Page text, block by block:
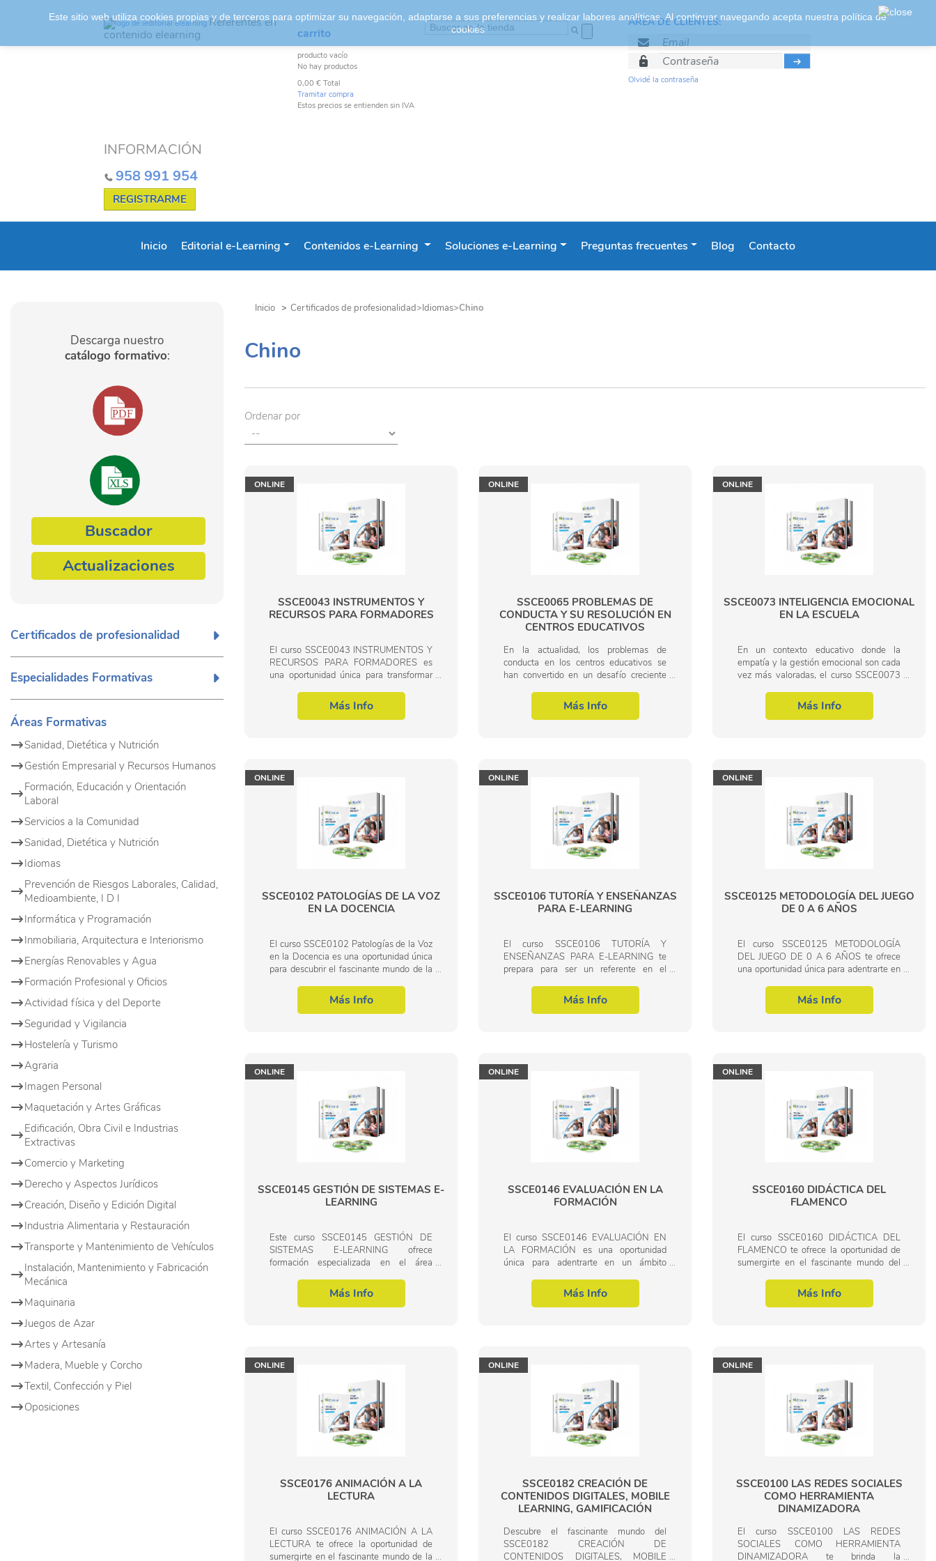
Referentes en
contenido elearning
carrito
producto vacío
No hay productos
0,00 € Total
Tramitar compra
Estos precios se entienden sin IVA
ÁREA DE CLIENTES:
Olvidé la contraseña
INFORMACIÓN
958 991 954
REGISTRARME
Inicio Editorial e-Learning Contenidos e-Learning Soluciones e-Learning Preguntas frecuentes Blog Contacto
Descarga nuestro
catálogo formativo:
Buscador
Actualizaciones
Certificados de profesionalidad
Especialidades Formativas
Áreas Formativas
Sanidad, Dietética y Nutrición
Gestión Empresarial y Recursos Humanos
Formación, Educación y Orientación
Laboral
Servicios a la Comunidad
Sanidad, Dietética y Nutrición
Idiomas
Prevención de Riesgos Laborales, Calidad,
Medioambiente, I D I
Informática y Programación
Inmobiliaria, Arquitectura e Interiorismo
Energías Renovables y Agua
Formación Profesional y Oficios
Actividad física y del Deporte
Seguridad y Vigilancia
Hostelería y Turismo
Agraria
Imagen Personal
Maquetación y Artes Gráficas
Edificación, Obra Civil e Industrias
Extractivas
Comercio y Marketing
Derecho y Aspectos Jurídicos
Creación, Diseño y Edición Digital
Industria Alimentaria y Restauración
Transporte y Mantenimiento de Vehículos
Instalación, Mantenimiento y Fabricación
Mecánica
Maquinaria
Juegos de Azar
Artes y Artesanía
Madera, Mueble y Corcho
Textil, Confección y Piel
Oposiciones
Inicio > Certificados de profesionalidad>Idiomas>Chino
Chino
Ordenar por
ONLINE
SSCE0043 INSTRUMENTOS Y
RECURSOS PARA FORMADORES
El curso SSCE0043 INSTRUMENTOS Y
RECURSOS PARA FORMADORES es
una oportunidad única para transformar
posicionarte en un mercado laboral cada
vez más competitivo....
Más Info
ONLINE
SSCE0065 PROBLEMAS DE
CONDUCTA Y SU RESOLUCIÓN EN
CENTROS EDUCATIVOS
En la actualidad, los problemas de
conducta en los centros educativos se
han convertido en un desafío creciente
de aprendizaje y el bienestar tanto de
Más Info
ONLINE
SSCE0073 INTELIGENCIA EMOCIONAL
EN LA ESCUELA
En un contexto educativo donde la
empatía y la gestión emocional son cada
vez más valoradas, el curso SSCE0073
ESCUELA se presenta como una
oportunidad única para...
Más Info
ONLINE
SSCE0102 PATOLOGÍAS DE LA VOZ
EN LA DOCENCIA
El curso SSCE0102 Patologías de la Voz
en la Docencia es una oportunidad única
para descubrir el fascinante mundo de la
debido a la creciente conciencia sobre
Más Info
ONLINE
SSCE0106 TUTORÍA Y ENSEÑANZAS
PARA E-LEARNING
El curso SSCE0106 TUTORÍA Y
ENSEÑANZAS PARA E-LEARNING te
prepara para ser un referente en el
Con la creciente demanda de aprendizaje
Más Info
ONLINE
SSCE0125 METODOLOGÍA DEL JUEGO
DE 0 A 6 AÑOS
El curso SSCE0125 METODOLOGÍA
DEL JUEGO DE 0 A 6 AÑOS te ofrece
una oportunidad única para adentrarte en
a través del juego. En la actualidad, la...
Más Info
ONLINE
SSCE0145 GESTIÓN DE SISTEMAS E-
LEARNING
Este curso SSCE0145 GESTIÓN DE
SISTEMAS E-LEARNING ofrece
formación especializada en el área
Con este curso el alumnado aprenderá a
Desarrollar las...Más Info
ONLINE
SSCE0146 EVALUACIÓN EN LA
FORMACIÓN
El curso SSCE0146 EVALUACIÓN EN
LA FORMACIÓN es una oportunidad
única para adentrarte en un ámbito
evaluación en la formación es una
herramienta clave para...
Más Info
ONLINE
SSCE0160 DIDÁCTICA DEL
FLAMENCO
El curso SSCE0160 DIDÁCTICA DEL
FLAMENCO te ofrece la oportunidad de
sumergirte en el fascinante mundo del
una creciente demanda tanto a nivel
nacional como...Más Info
ONLINE
SSCE0176 ANIMACIÓN A LA
LECTURA
El curso SSCE0176 ANIMACIÓN A LA
LECTURA te ofrece la oportunidad de
sumergirte en el fascinante mundo de la
ONLINE
SSCE0182 CREACIÓN DE
CONTENIDOS DIGITALES, MOBILE
LEARNING, GAMIFICACIÓN
Descubre el fascinante mundo del
SSCE0182 CREACIÓN DE
CONTENIDOS DIGITALES, MOBILE
ONLINE
SSCE0100 LAS REDES SOCIALES
COMO HERRAMIENTA
DINAMIZADORA
El curso SSCE0100 LAS REDES
SOCIALES COMO HERRAMIENTA
DINAMIZADORA te brinda la
Este sitio web utiliza cookies propias y de terceros para optimizar su navegación, adaptarse a sus preferencias y realizar labores analíticas. Al continuar navegando acepta nuestra política de
cookies